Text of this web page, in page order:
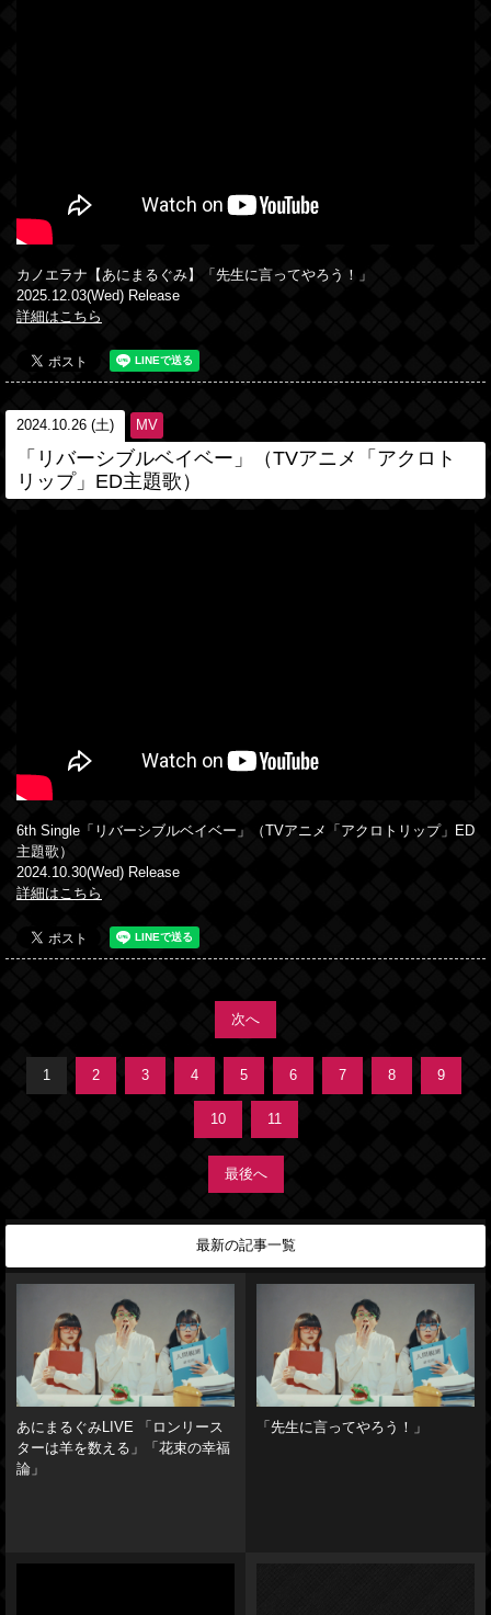
カノエラナ【あにまるぐみ】「先生に言ってやろう！」
2025.12.03(Wed) Release
詳細はこちら
2024.10.26 (土) MV
「リバーシブルベイベー」（TVアニメ「アクロト
リップ」ED主題歌）
6th Single「リバーシブルベイベー」（TVアニメ「アクロトリップ」ED
主題歌）
2024.10.30(Wed) Release
詳細はこちら
次へ
1 2 3 4 5 6 7 8 9
10 11
最後へ
最新の記事一覧
あにまるぐみLIVE 「ロンリース
ターは羊を数える」「花束の幸福
論」
「先生に言ってやろう！」